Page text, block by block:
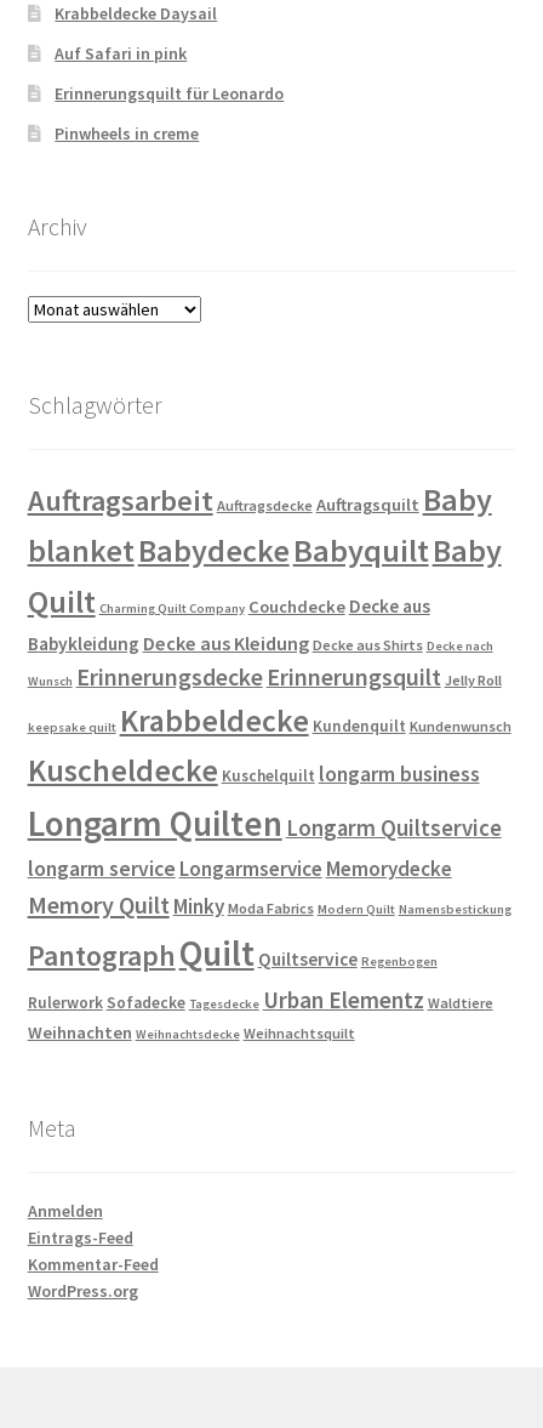
Krabbeldecke Daysail
Auf Safari in pink
Erinnerungsquilt für Leonardo
Pinwheels in creme
Archiv
Archiv
Schlagwörter
Auftragsarbeit Auftragsdecke Auftragsquilt Baby
blanketBabydeckeBabyquiltBaby
Quilt Charming Quilt Company Couchdecke Decke aus
Babykleidung Decke aus Kleidung Decke aus Shirts Decke nach
Wunsch Erinnerungsdecke Erinnerungsquilt Jelly Roll
keepsake quilt Krabbeldecke Kundenquilt Kundenwunsch
Kuscheldecke Kuschelquilt longarm business
Longarm Quilten Longarm Quiltservice
longarm service Longarmservice Memorydecke
Memory Quilt Minky Moda Fabrics Modern Quilt Namensbestickung
Pantograph Quilt Quiltservice Regenbogen
Rulerwork Sofadecke Tagesdecke Urban Elementz Waldtiere
Weihnachten Weihnachtsdecke Weihnachtsquilt
Meta
Anmelden
Eintrags-Feed
Kommentar-Feed
WordPress.org